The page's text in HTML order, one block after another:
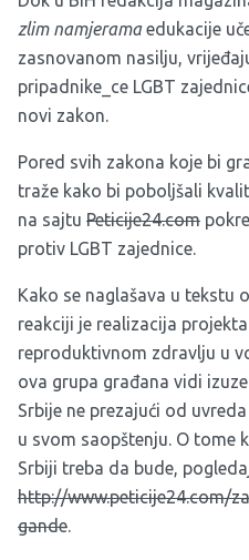
zlim namjeramaedukacije
zasnovanom nasilju,
pripadnike_ce LGBT
novi zakon.
Pored svih zakona koje bi
traže kako bi poboljšali
na sajtu Peticije24.com
protiv LGBT zajednice.
Kako se naglašava u tekstu
reakciji je realizacija
reproduktivnom zdravlju u
ova grupa građana vidi
Srbije ne prezajući od
u svom saopštenju. O tome
Srbiji treba da bude,
http://www.peticije24.com/
gande.